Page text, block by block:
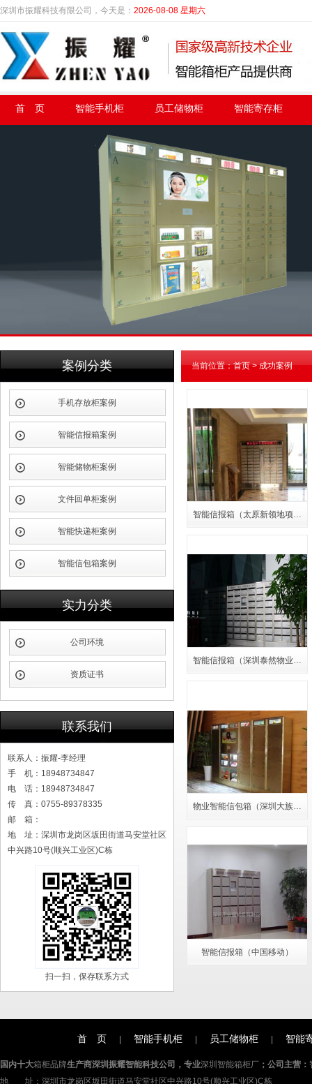
深圳市振耀科技有限公司，今天是： 2026-08-08 星期六
首 页 智能手机柜 员工储物柜 智能寄存柜
案例分类
手机存放柜案例
智能信报箱案例
智能储物柜案例
文件回单柜案例
智能快递柜案例
智能信包箱案例
实力分类
公司环境
资质证书
联系我们
联系人：振耀-李经理
手 机：18948734847
电 话：18948734847
传 真：0755-89378335
邮 箱：
地 址：深圳市龙岗区坂田街道马安堂社区
中兴路10号(顺兴工业区)C栋
扫一扫，保存联系方式
当前位置：首页>成功案例
智能信报箱（太原新领地项…
智能信报箱（深圳泰然物业…
物业智能信包箱（深圳大族…
智能信报箱（中国移动）
首 页 智能手机柜 员工储物柜 智能
国内十大箱柜品牌生产商深圳振耀智能科技公司，专业深圳智能箱柜厂 ；公司主营：
地 址：深圳市龙岗区坂田街道马安堂社区中兴路10号(顺兴工业区)C栋